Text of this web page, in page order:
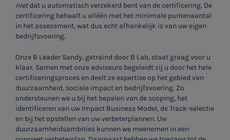
nietdat u automatisch verzekerd bent van de certificering. De
certificering behaalt u alléén met het minimale puntenaantal
in het assessment, wat dus echt afhankelijk is van uw eigen
bedrijfsvoering.
Onze B Leader Sandy, getraind door B Lab, staat graag voor u
klaar. Samen met onze adviseurs begeleidt zij u door het hele
certificeringsproces en deelt ze expertise op het gebied van
duurzaamheid, sociale impact en bedrijfsvoering. Zo
ondersteunen we u bij het bepalen van de scoping, het
identificeren van uw Impact Business Model, de Track-selectie
en bij het opstellen van uw verbeterplannen. Uw
duurzaamheidsambities kunnen we meenemen in een